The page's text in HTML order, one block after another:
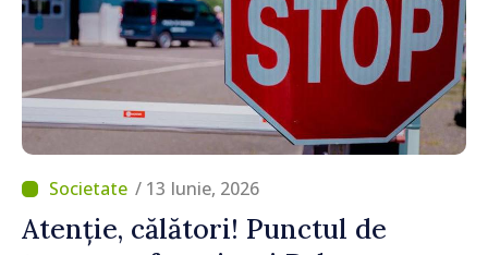
/ 13 Iunie, 2026
Atenție, călători! Punctul de